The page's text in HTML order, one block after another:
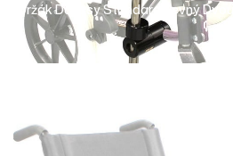
Držák Daessy Standard Pevný